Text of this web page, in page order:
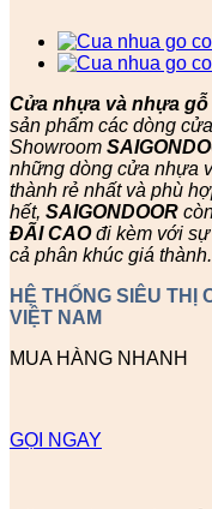
Cửa nhựa và nhựa gỗ
sản phẩm các dòng
Showroom
những dòng cửa nhựa
thành rẻ nhất và phù
hết, SAIGONDOOR
ĐÃI CAOđi kèm với
cả phân khúc giá thành.
HỆ THỐNG SIÊU THỊ
VIỆT NAM
MUA HÀNG NHANH
GỌI NGAY